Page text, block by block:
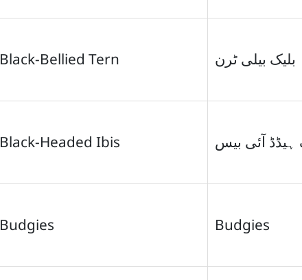
Black-Bellied Tern بلیک بیلی ٹرن
Black-Headed Ibis ہیڈڈ آئی بیس
Budgies Budgies